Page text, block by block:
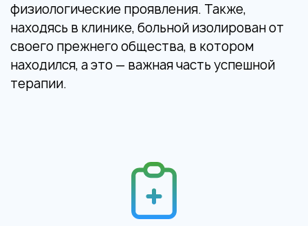
физиологические проявления. Также,
находясь в клинике, больной изолирован от
своего прежнего общества, в котором
находился, а это — важная часть успешной
терапии.